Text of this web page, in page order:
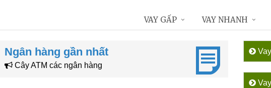
Ngân hàng gần nhất
Cây ATM các ngân hàng
VAY GẤP VAY NHANH